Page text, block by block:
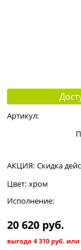
Артикул:
АКЦИЯ: Скидка
Цвет: хром
Исполнение:
20 620 руб.
выгода 4 310 руб. или